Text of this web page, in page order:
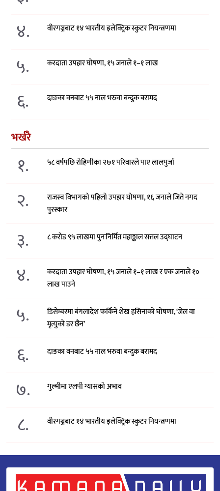
४. वीरगञ्जबाट १४ भारतीय इलेक्ट्रिक स्कुटर नियन्त्रणमा
५. करदाता उपहार घोषणा, १५ जनाले १–१ लाख
६. दाङका वनबाट ५५ नाल भरुवा बन्दुक बरामद
भर्खरै
१. ५८ वर्षपछि रोहिणीका २७१ परिवारले पाए लालपुर्जा
२.
राजस्व विभागको पहिलो उपहार घोषणा, १६ जनाले जिते नगद
पुरस्कार
३. ८ करोड ९५ लाखमा पुनःनिर्मित महाङ्काल सत्तल उद्घाटन
४.
करदाता उपहार घोषणा, १५ जनाले १–१ लाख र एक जनाले १०
लाख पाउने
५.
डिसेम्बरमा बंगलादेश फर्किने शेख हसिनाको घोषणा, ‘जेल वा
मृत्युको डर छैन’
६. दाङका वनबाट ५५ नाल भरुवा बन्दुक बरामद
७. गुल्मीमा एलपी ग्यासको अभाव
८. वीरगञ्जबाट १४ भारतीय इलेक्ट्रिक स्कुटर नियन्त्रणमा